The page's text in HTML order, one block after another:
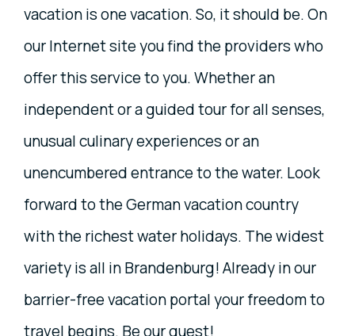
vacation is one vacation. So, it should be. On
our Internet site you find the providers who
offer this service to you. Whether an
independent or a guided tour for all senses,
unusual culinary experiences or an
unencumbered entrance to the water. Look
forward to the German vacation country
with the richest water holidays. The widest
variety is all in Brandenburg! Already in our
barrier-free vacation portal your freedom to
travel begins. Be our guest!